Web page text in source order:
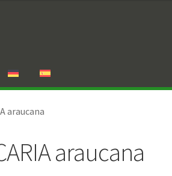
araucana
araucana